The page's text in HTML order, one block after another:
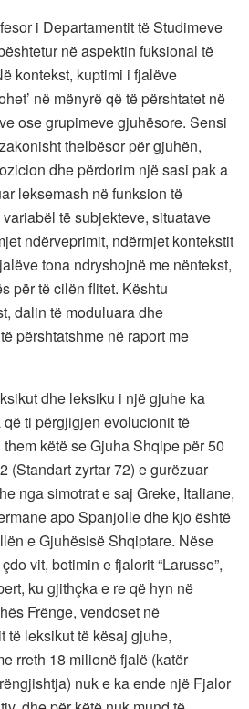
i Departamentit të Studimeve
në aspektin fuksional të
kontekst, kuptimi i fjalëve
në mënyrë që të përshtatet në
ose grupimeve gjuhësore. Sensi
thelbësor për gjuhën,
dhe përdorim një sasi pak a
leksemash në funksion të
të subjekteve, situatave
ndërveprimit, ndërmjet kontekstit
tona ndryshojnë me nëntekst,
për të cilën flitet. Kështu
dalin të moduluara dhe
përshtatshme në raport me
dhe leksiku i një gjuhe ka
ti përgjigjen evolucionit të
këtë se Gjuha Shqipe për 50
(Standart zyrtar 72) e gurëzuar
nga simotrat e saj Greke, Italiane,
apo Spanjolle dhe kjo është
e Gjuhësisë Shqiptare. Nëse
vit, botimin e fjalorit “Larusse”,
ku gjithçka e re që hyn në
Frënge, vendoset në
të leksikut të kësaj gjuhe,
rreth 18 milionë fjalë (katër
nuk e ka ende një Fjalor